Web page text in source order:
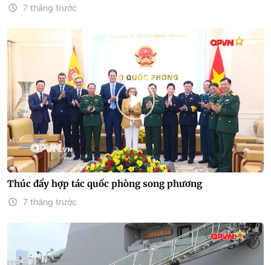
7 tháng trước
Thúc đẩy hợp tác quốc phòng song phương
7 tháng trước